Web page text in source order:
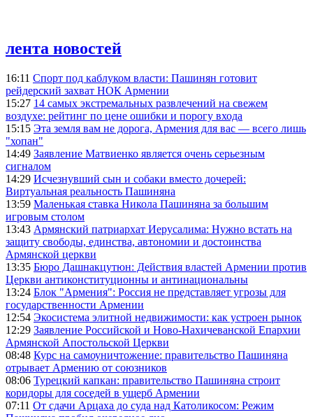
лента новостей
16:11 Спорт под каблуком власти: Пашинян готовит
рейдерский захват НОК Армении
15:27 14 самых экстремальных развлечений на свежем
воздухе: рейтинг по цене ошибки и порогу входа
15:15 Эта земля вам не дорога, Армения для вас — всего лишь
"хопан"
14:49 Заявление Матвиенко является очень серьезным
сигналом
14:29 Исчезнувший сын и собаки вместо дочерей:
Виртуальная реальность Пашиняна
13:59 Маленькая ставка Никола Пашиняна за большим
игровым столом
13:43 Армянский патриархат Иерусалима: Нужно встать на
защиту свободы, единства, автономии и достоинства
Армянской церкви
13:35 Бюро Дашнакцутюн: Действия властей Армении против
Церкви антиконституционны и антинациональны
13:24 Блок "Армения": Россия не представляет угрозы для
государственности Армении
12:54 Экосистема элитной недвижимости: как устроен рынок
12:29 Заявление Российской и Ново-Нахичеванской Епархии
Армянской Апостольской Церкви
08:48 Курс на самоуничтожение: правительство Пашиняна
отрывает Армению от союзников
08:06 Турецкий капкан: правительство Пашиняна строит
коридоры для соседей в ущерб Армении
07:11 От сдачи Арцаха до суда над Католикосом: Режим